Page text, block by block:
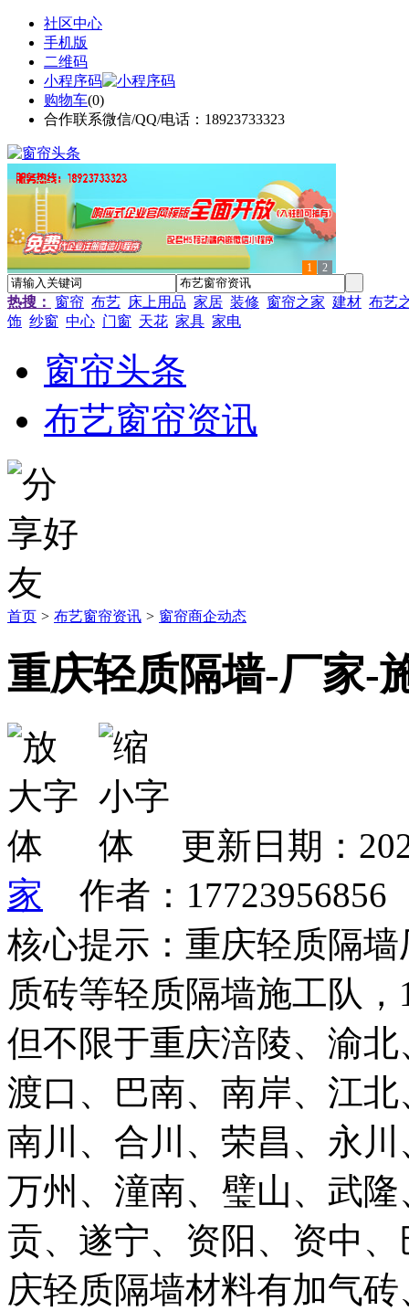
社区中心
手机版
二维码
小程序码
购物车(0)
合作联系微信/QQ/电话：18923733323
1 2
热搜： 窗帘 布艺 床上用品 家居 装修 窗帘之家 建材 布艺
饰 纱窗 中心 门窗 天花 家具 家电
窗帘头条
布艺窗帘资讯
首页 > 布艺窗帘资讯 > 窗帘商企动态
重庆轻质隔墙-厂家-
更新日期：
家 作者：
核心提示：重庆轻质隔
质砖等轻质隔墙施工队
但不限于重庆涪陵、渝
渡口、巴南、南岸、江
南川、合川、荣昌、永
万州、潼南、璧山、武
贡、遂宁、资阳、资中
庆轻质隔墙材料有加气